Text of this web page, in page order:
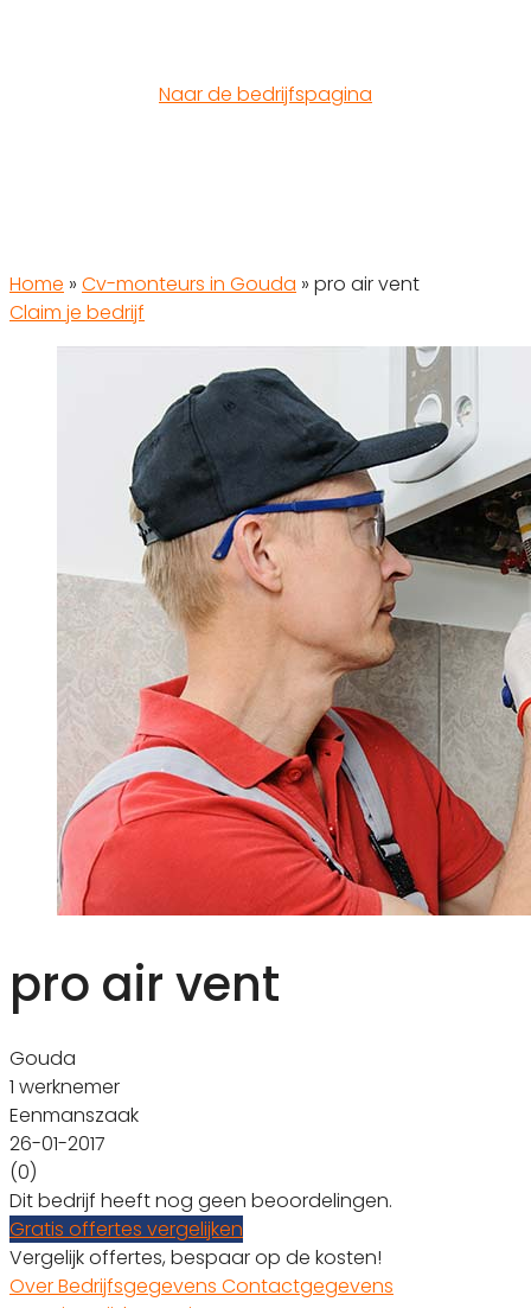
Naar de bedrijfspagina
Home » Cv-monteurs in Gouda » pro air vent
Claim je bedrijf
pro air vent
Gouda
1 werknemer
Eenmanszaak
26-01-2017
(0)
Dit bedrijf heeft nog geen beoordelingen.
Gratis offertes vergelijken
Vergelijk offertes, bespaar op de kosten!
OverBedrijfsgegevens Contactgegevens